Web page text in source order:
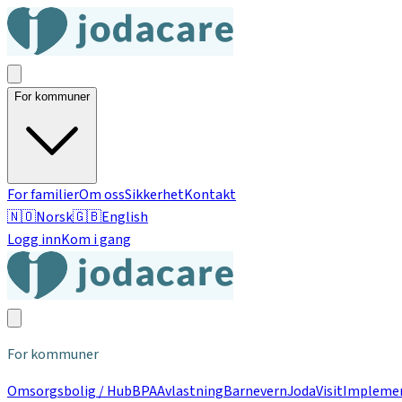
For kommuner
For familierOm ossSikkerhetKontakt
🇳🇴Norsk🇬🇧English
Logg innKom i gang
For kommuner
Omsorgsbolig / HubBPAAvlastningBarnevernJodaVisit